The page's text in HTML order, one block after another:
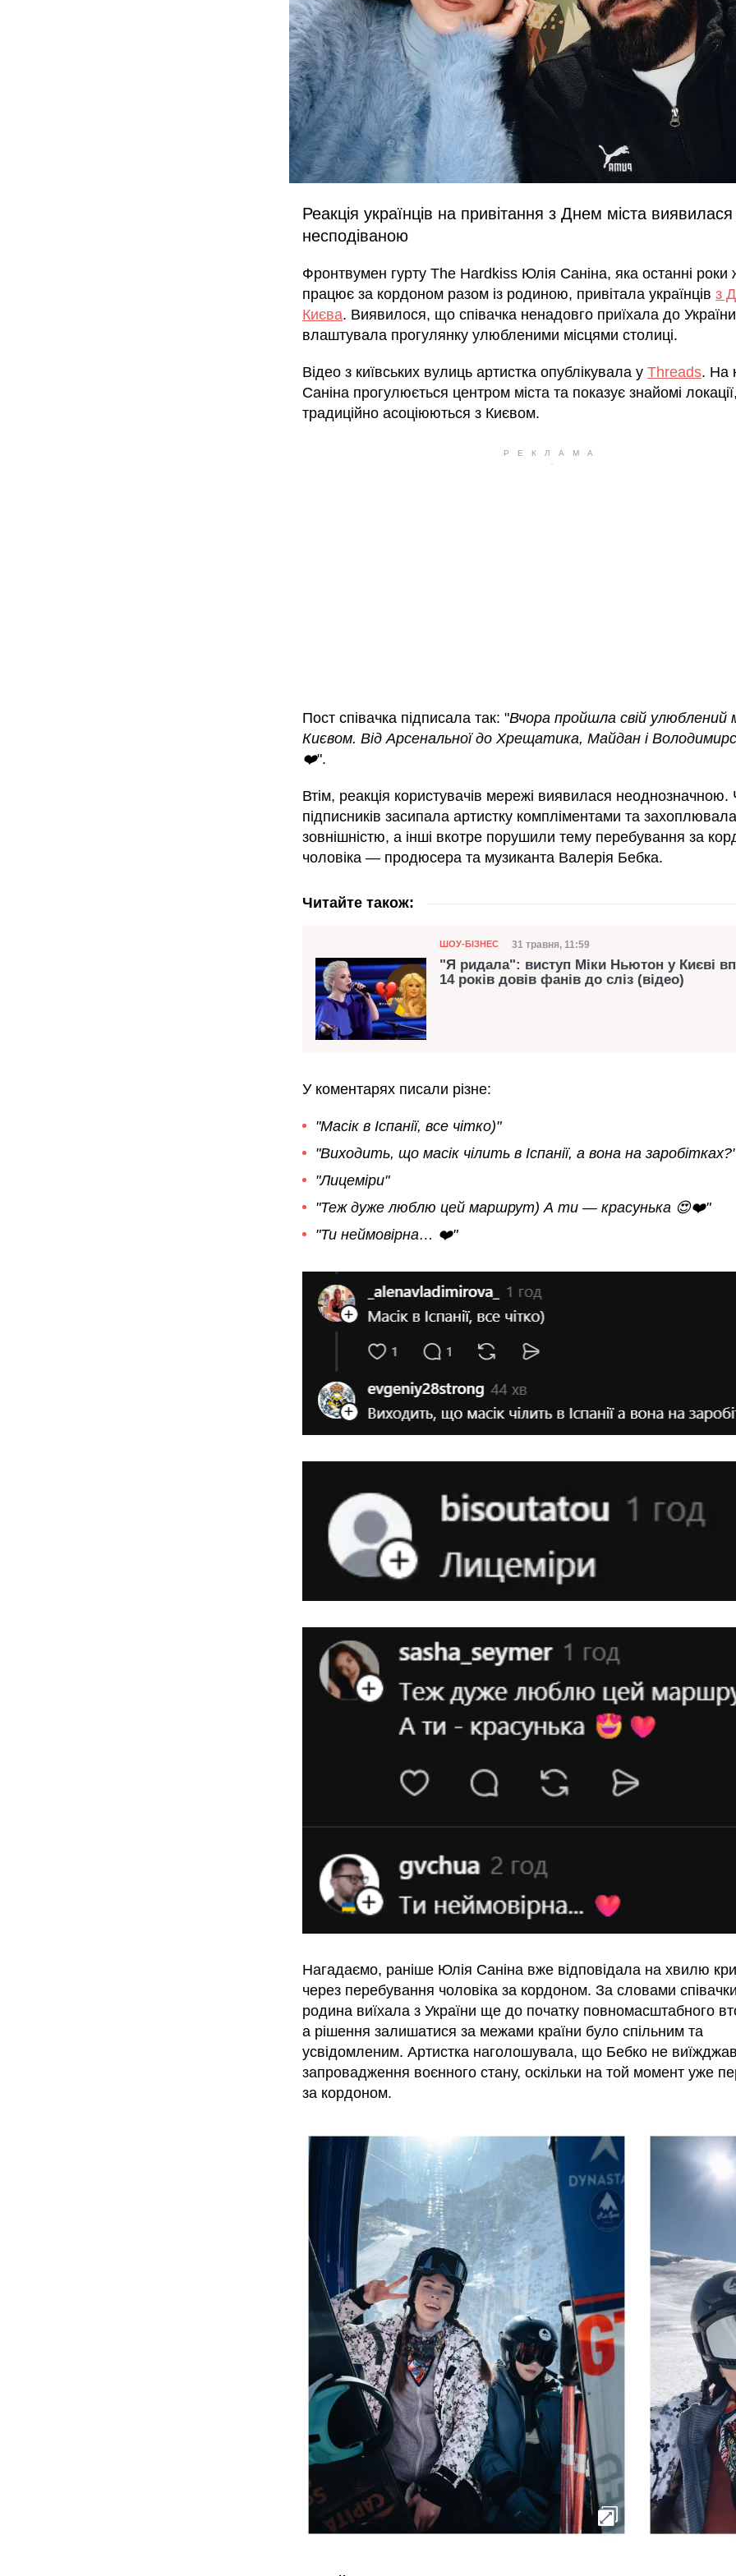
Реакція українців на привітання з Днем міста виявилася
несподіваною
Фронтвумен гурту The Hardkiss Юлія Саніна, яка останні роки
працює за кордоном разом із родиною, привітала українців з
Києва. Виявилося, що співачка ненадовго приїхала до
влаштувала прогулянку улюбленими місцями столиці.
Відео з київських вулиць артистка опублікувала у Threads. На
Саніна прогулюється центром міста та показує знайомі
традиційно асоціюються з Києвом.
Пост співачка підписала так: "Вчора пройшла свій
Києвом. Від Арсенальної до Хрещатика, Майдан і
❤️".
Втім, реакція користувачів мережі виявилася неоднозначною.
підписників засипала артистку компліментами та
зовнішністю, а інші вкотре порушили тему перебування за
чоловіка — продюсера та музиканта Валерія Бебка.
Читайте також:
Категорія
ШОУ-БІЗНЕС Дата публікації
31 травня, 11:59
"Я ридала": виступ Міки Ньютон у Києві
14 років довів фанів до сліз (відео)
У коментарях писали різне:
"Масік в Іспанії, все чітко)"
"Виходить, що масік чілить в Іспанії, а вона на заробітках?"
"Лицеміри"
"Теж дуже люблю цей маршрут) А ти — красунька 😍❤️"
"Ти неймовірна… ❤️"
Нагадаємо, раніше Юлія Саніна вже відповідала на хвилю
через перебування чоловіка за кордоном. За словами
родина виїхала з України ще до початку повномасштабного
а рішення залишатися за межами країни було спільним та
усвідомленим. Артистка наголошувала, що Бебко не
запровадження воєнного стану, оскільки на той момент уже
за кордоном.